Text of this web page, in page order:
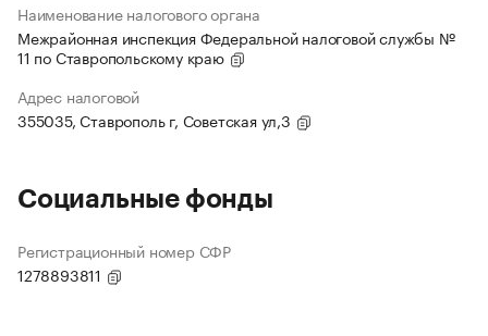
Наименование налогового органа
Межрайонная инспекция Федеральной налоговой службы №
11 по Ставропольскому краю
Адрес налоговой
355035, Ставрополь г, Советская ул,3
Социальные фонды
Регистрационный номер СФР
1278893811